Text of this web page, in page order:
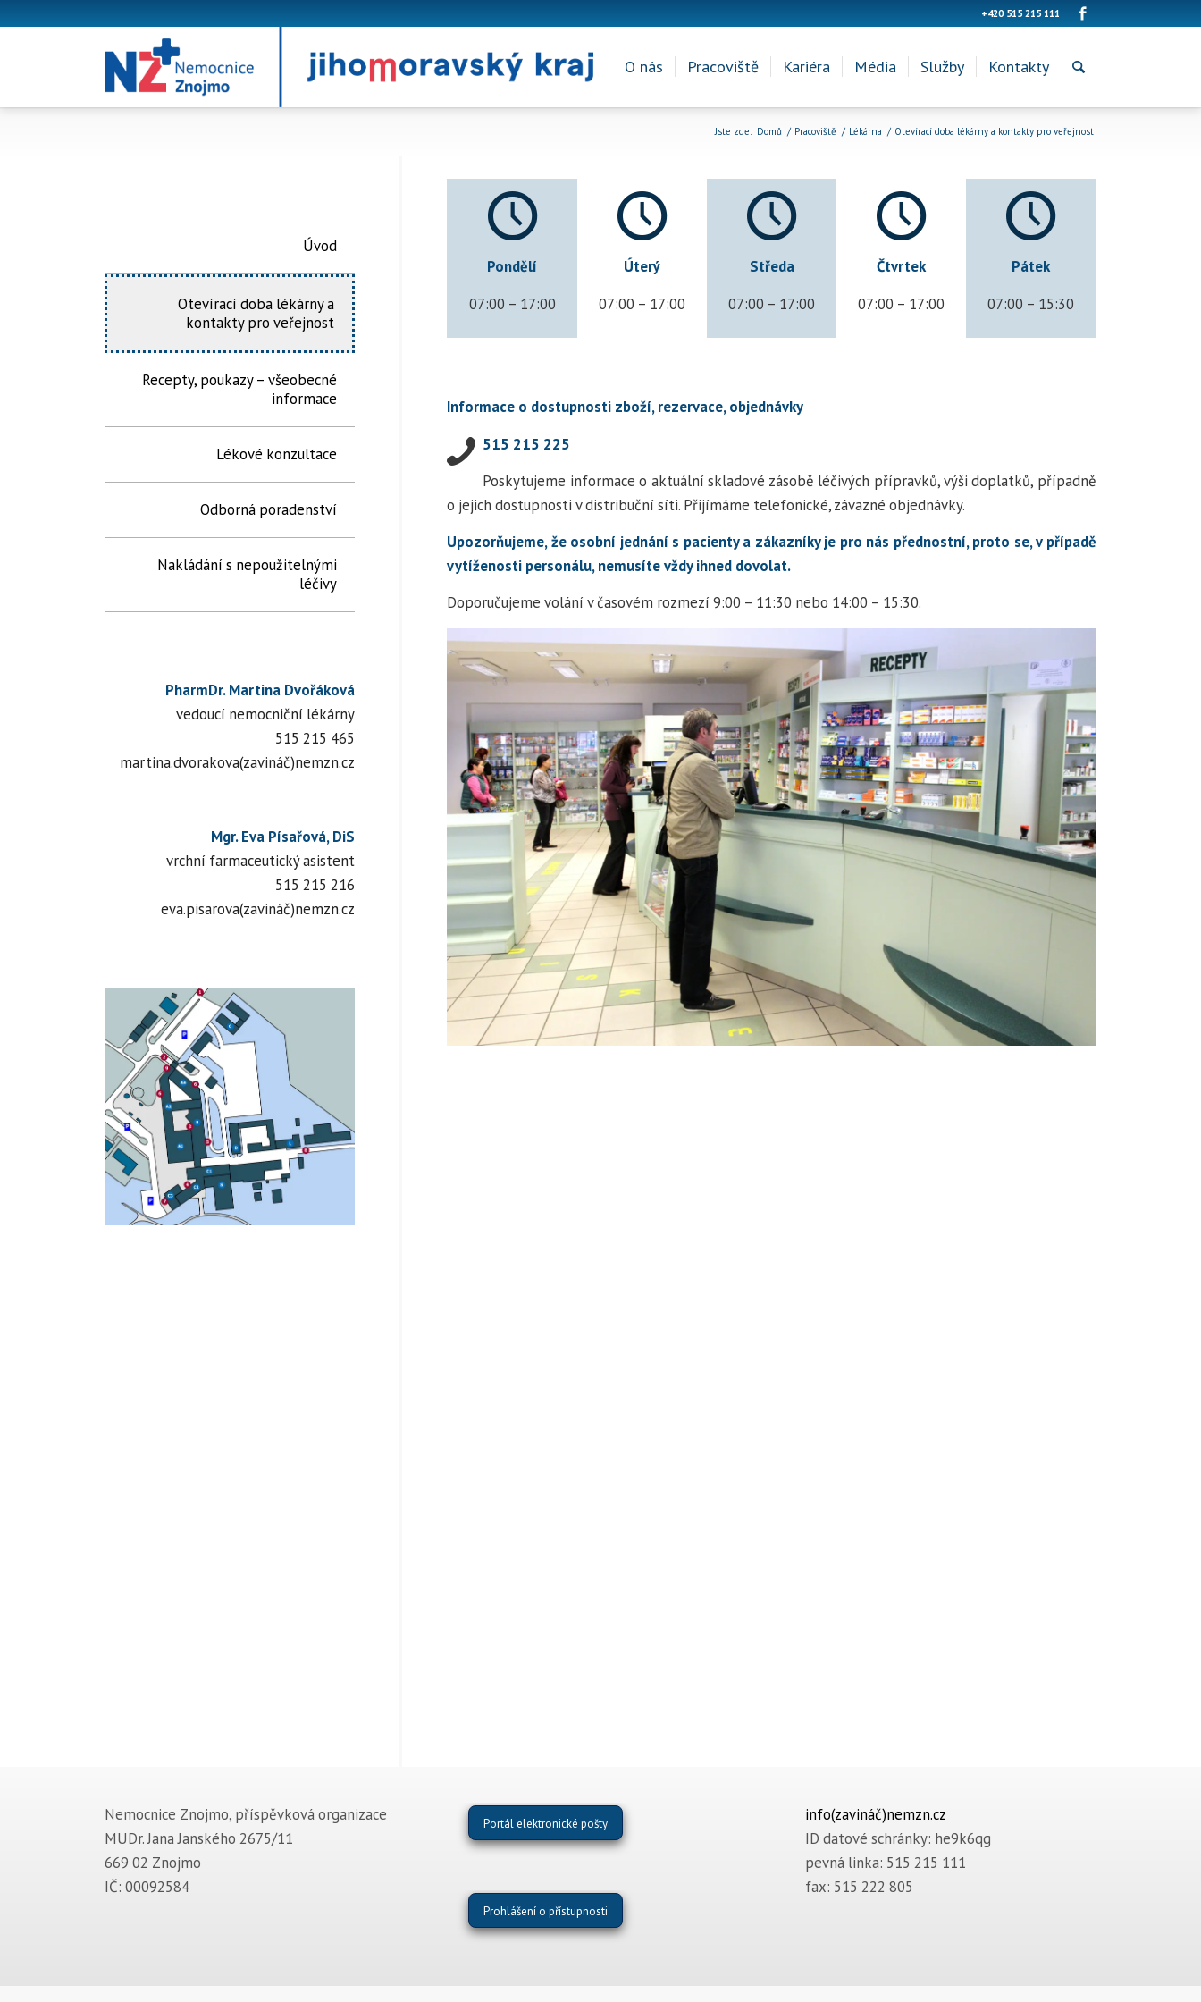
+420 515 215 111
O nás Pracoviště Kariéra Média Služby Kontakty
Jste zde: Domů / Pracoviště / Lékárna / Otevírací doba lékárny a kontakty pro veřejnost
Pondělí
07:00 – 17:00
Úterý
07:00 – 17:00
Středa
07:00 – 17:00
Čtvrtek
07:00 – 17:00
Pátek
07:00 – 15:30
Informace o dostupnosti zboží, rezervace, objednávky
515 215 225
Poskytujeme informace o aktuální skladové zásobě léčivých přípravků, výši doplatků, případně
o jejich dostupnosti v distribuční síti. Přijímáme telefonické, závazné objednávky.
Upozorňujeme, že osobní jednání s pacienty a zákazníky je pro nás přednostní, proto se, v případě
vytíženosti personálu, nemusíte vždy ihned dovolat.
Doporučujeme volání v časovém rozmezí 9:00 – 11:30 nebo 14:00 – 15:30.
Úvod
Otevírací doba lékárny a
kontakty pro veřejnost
Recepty, poukazy – všeobecné
informace
Lékové konzultace
Odborná poradenství
Nakládání s nepoužitelnými
léčivy
PharmDr. Martina Dvořáková
vedoucí nemocniční lékárny
515 215 465
martina.dvorakova(zavináč)nemzn.cz
Mgr. Eva Písařová, DiS
vrchní farmaceutický asistent
515 215 216
eva.pisarova(zavináč)nemzn.cz
Nemocnice Znojmo, příspěvková organizace
MUDr. Jana Janského 2675/11
669 02 Znojmo
IČ: 00092584
Portál elektronické pošty
Prohlášení o přístupnosti
info(zavináč)nemzn.cz
ID datové schránky: he9k6qg
pevná linka: 515 215 111
fax: 515 222 805